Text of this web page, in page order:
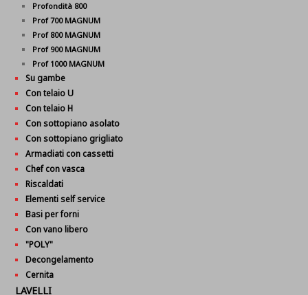
Profondità 800
Prof 700 MAGNUM
Prof 800 MAGNUM
Prof 900 MAGNUM
Prof 1000 MAGNUM
Su gambe
Con telaio U
Con telaio H
Con sottopiano asolato
Con sottopiano grigliato
Armadiati con cassetti
Chef con vasca
Riscaldati
Elementi self service
Basi per forni
Con vano libero
"POLY"
Decongelamento
Cernita
LAVELLI